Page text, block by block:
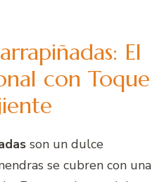
El
con Toque
son un dulce
se cubren con una